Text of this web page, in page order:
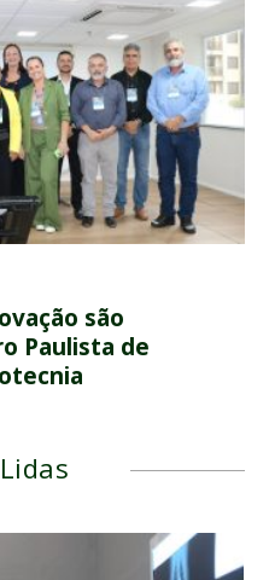
são
Paulista de